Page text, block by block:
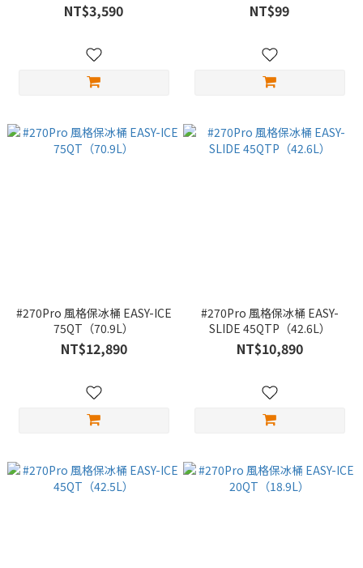
NT$3,590 NT$99
#270Pro 風格保冰桶 EASY-ICE
75QT（70.9L）
NT$12,890
#270Pro 風格保冰桶 EASY-
SLIDE 45QTP（42.6L）
NT$10,890